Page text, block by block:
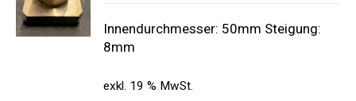
Innendurchmesser: 50mm Steigung:
8mm
exkl. 19 % MwSt.